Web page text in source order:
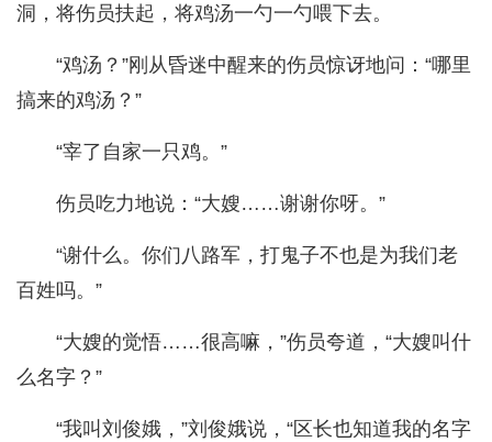
洞，将伤员扶起，将鸡汤一勺一勺喂下去。
“鸡汤？”刚从昏迷中醒来的伤员惊讶地问：“哪里
搞来的鸡汤？”
“宰了自家一只鸡。”
伤员吃力地说：“大嫂……谢谢你呀。”
“谢什么。你们八路军，打鬼子不也是为我们老
百姓吗。”
“大嫂的觉悟……很高嘛，”伤员夸道，“大嫂叫什
么名字？”
“我叫刘俊娥，”刘俊娥说，“区长也知道我的名字